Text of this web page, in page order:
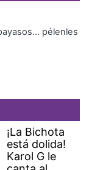
pélenles
¡La Bichota
está dolida!
Karol G le